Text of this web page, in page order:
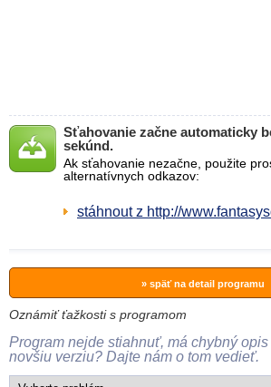
Sťahovanie začne automaticky
sekúnd.
Ak sťahovanie nezačne, použite
alternatívnych odkazov:
stáhnout z http://
» späť na detail programu
Oznámiť ťažkosti s programom
Program nejde stiahnuť, má chybný
novšiu verziu? Dajte nám o tom vedieť.